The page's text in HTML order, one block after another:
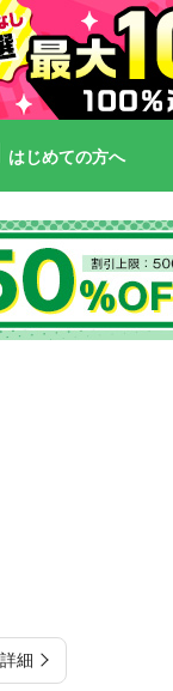
はじめての方へ
細